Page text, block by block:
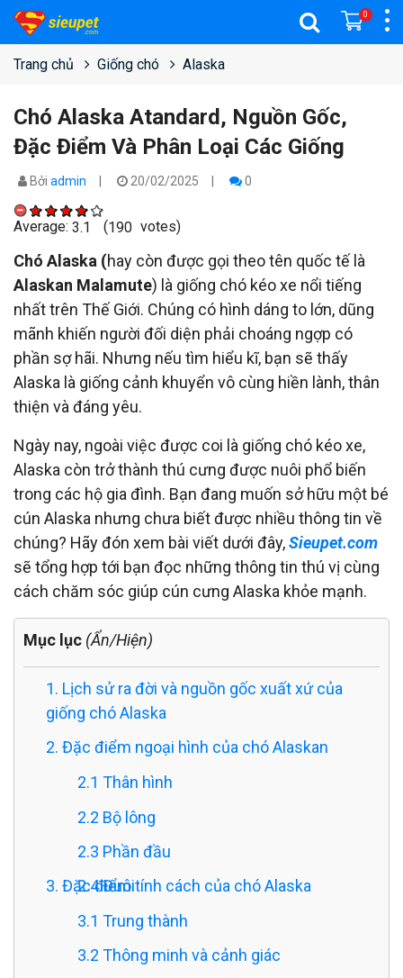
0
Trang chủ Giống chó Alaska
Chó Alaska Atandard, Nguồn Gốc,
Đặc Điểm Và Phân Loại Các Giống
Bởi admin 20/02/2025 0
Average: 3.1 (190 votes)
Chó Alaska (hay còn được gọi theo tên quốc tế là
Alaskan Malamute) là giống chó kéo xe nổi tiếng
nhất trên Thế Giới. Chúng có hình dáng to lớn, dũng
mãnh khiến người đối diện phải choáng ngợp có
phần sợ hãi. Nhưng nếu tìm hiểu kĩ, bạn sẽ thấy
Alaska là giống cảnh khuyển vô cùng hiền lành, thân
thiện và đáng yêu.
Ngày nay, ngoài việc được coi là giống chó kéo xe,
Alaska còn trở thành thú cưng được nuôi phổ biến
trong các hộ gia đình. Bạn đang muốn sở hữu một bé
cún Alaska nhưng chưa biết được nhiều thông tin về
chúng? Hãy đón xem bài viết dưới đây,Sieupet.com
sẽ tổng hợp tới bạn đọc những thông tin thú vị cùng
cách chăm sóc giúp cún cưng Alaska khỏe mạnh.
Mục lục (Ẩn/Hiện)
1. Lịch sử ra đời và nguồn gốc xuất xứ của
giống chó Alaska
2. Đặc điểm ngoại hình của chó Alaskan
2.1 Thân hình
2.2 Bộ lông
2.3 Phần đầu
2.4 Đuôi
3. Đặc điểm tính cách của chó Alaska
3.1 Trung thành
3.2 Thông minh và cảnh giác